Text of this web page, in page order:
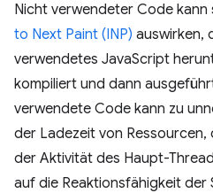
Nicht verwendeter Code kann
to Next Paint (INP) auswirken,
verwendetes JavaScript
kompiliert und dann
verwendete Code kann zu
der Ladezeit von
der Aktivität des Haupt-
auf die Reaktionsfähigkeit der